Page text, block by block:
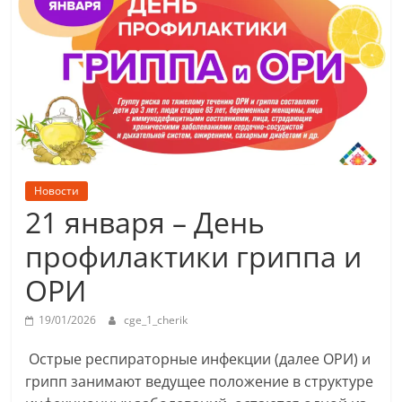
Новости
21 января – День
профилактики гриппа и
ОРИ
19/01/2026 cge_1_cherik
Острые респираторные инфекции (далее ОРИ) и
грипп занимают ведущее положение в структуре